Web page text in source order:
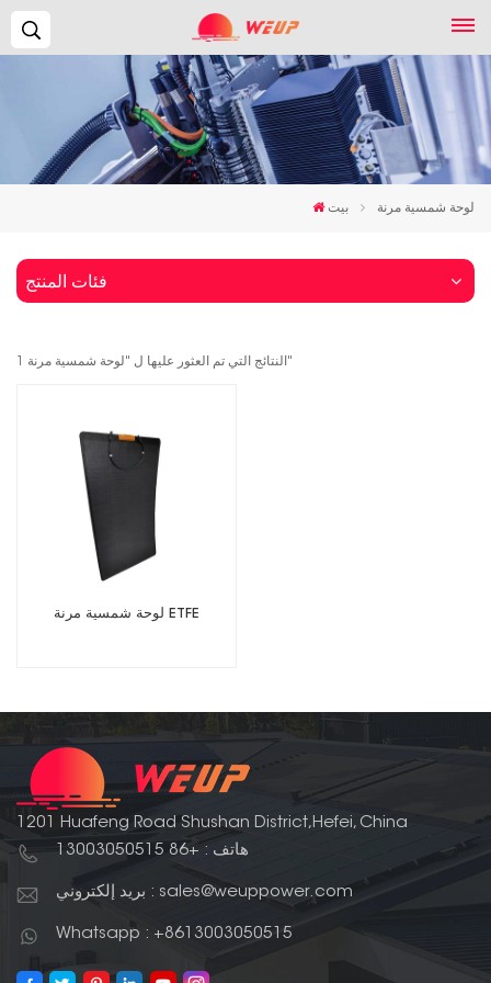
بيت لوحة شمسية مرنة
فئات المنتج
1 النتائج التي تم العثور عليها ل "لوحة شمسية مرنة"
لوحة شمسية مرنة ETFE
1201 Huafeng Road Shushan District,Hefei, China
هاتف : +86 13003050515
بريد إلكتروني : sales@weuppower.com
Whatsapp : +8613003050515